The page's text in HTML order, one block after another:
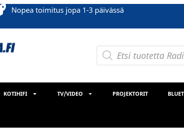
Nopea toimitus jopa 1-3 päivässä
KOTIHIFI TV/VIDEO PROJEKTORIT